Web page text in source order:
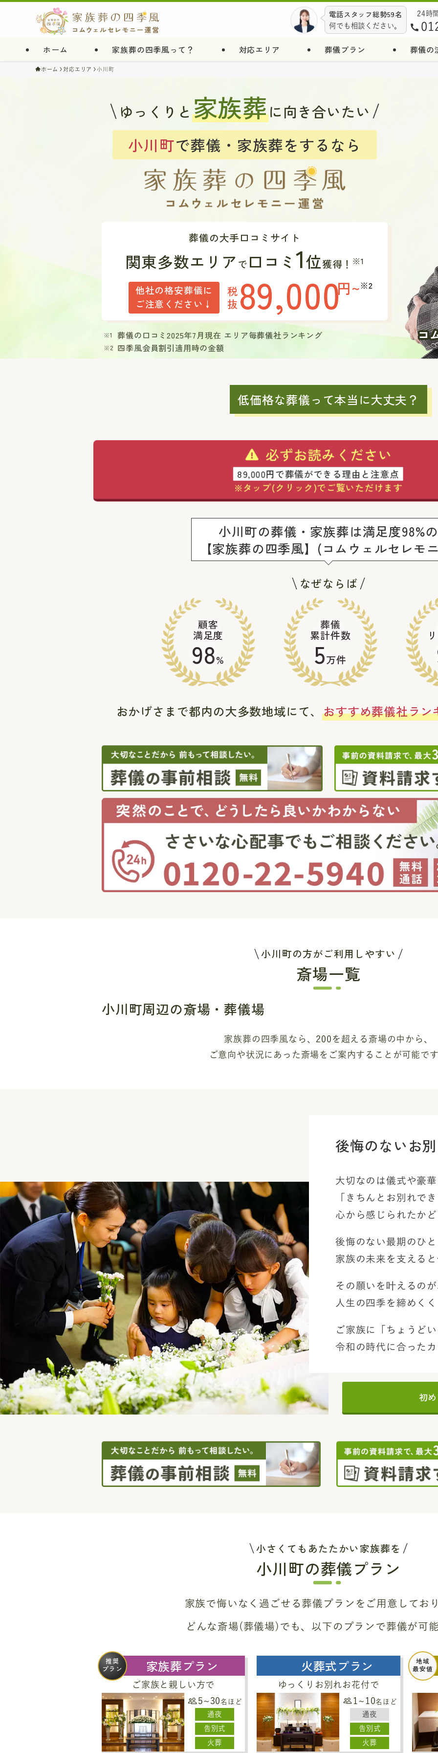
ホーム 家族葬の四季風って？ 対応エリア 葬儀プラン 葬儀の
電話スタッフ総勢59名
何でも相談ください。
24時
ホーム 対応エリア 小川町
ゆっくりと家族葬に向き合いたい
小川町で葬儀・家族葬をするなら
葬儀の大手口コミサイト
関東多数エリア で 口コミ1位獲得！ ※1
他社の格安葬儀に
ご注意ください↓
税
抜 89,000円~※2
葬儀の口コミ2025年7月現在 エリア毎葬儀社ランキング
四季風会員割引適用時の金額
低価格な葬儀って本当に大丈夫？
必ずお読みください
89,000円で葬儀ができる理由と注意点
※タップ(クリック)でご覧いただけます
小川町の葬儀・家族葬は満足度98%
【家族葬の四季風】(コムウェルセレモ
なぜならば
顧客
満足度
98%
葬儀
累計件数
5万件
おかげさまで都内の大多数地域にて、おすすめ葬儀社ラン
小川町の方がご利用しやすい
斎場一覧
小川町周辺の斎場・葬儀場
家族葬の四季風なら、200を超える斎場の中から、
ご意向や状況にあった斎場を ご案内することが可能で
後悔のないお
大切なのは儀式や豪
「きちんとお別れで
心から感じられたか
後悔のない最期のひ
家族の未来を支える
その願いを叶えるの
人生の四季を締めく
ご家族に「ちょうど
令和の時代に合った
初
小さくてもあたたかい家族葬を
小川町の葬儀プラン
家族で悔いなく過ごせる葬儀プラン をご用意してお
どんな斎場(葬儀場)でも、 以下のプランで葬儀が可
推奨
プラン
家族葬プラン
ご家族と親しい方で
5~30 名ほど
通夜
告別式
火葬
火葬式プラン
ゆっくりお別れお花付で
1~10名ほど
通夜
告別式
火葬
地域
最安値